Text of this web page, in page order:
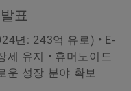
표
년: 243억 유로) • E-
세 유지 • 휴머노이드
운 성장 분야 확보